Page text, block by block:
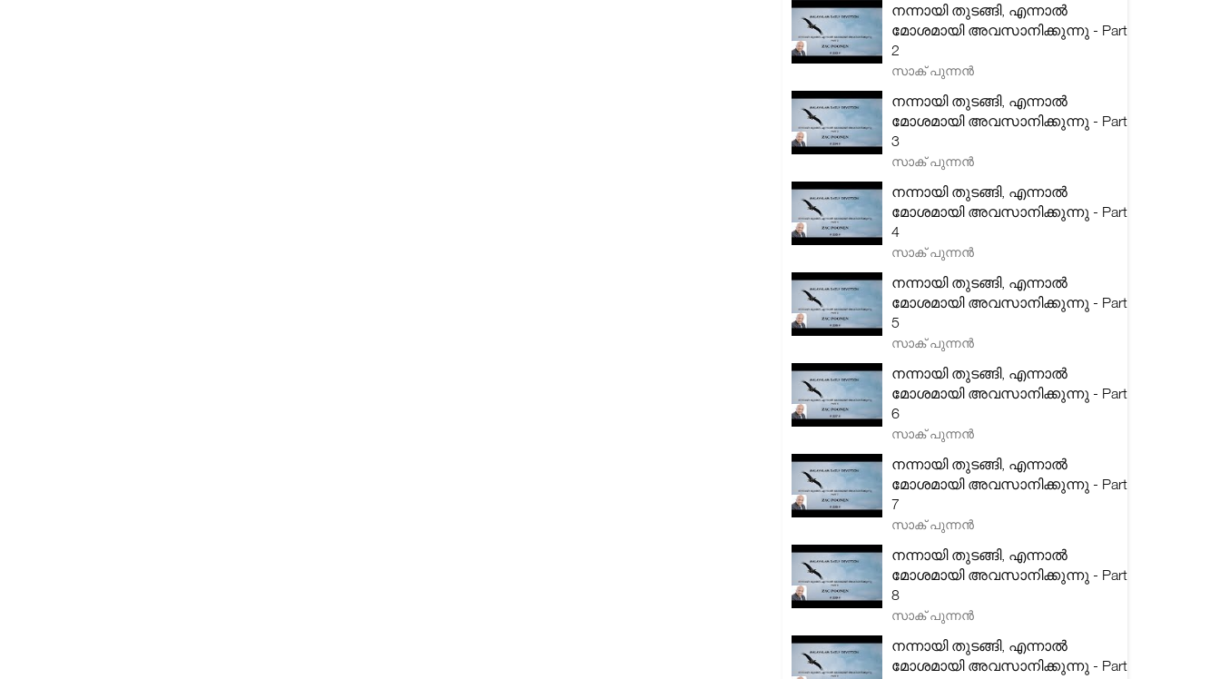
നന്നായി തുടങ്ങി, എന്നാൽ
മോശമായി അവസാനിക്കുന്നു - Part
2
സാക് പുന്നൻ
നന്നായി തുടങ്ങി, എന്നാൽ
മോശമായി അവസാനിക്കുന്നു - Part
3
സാക് പുന്നൻ
നന്നായി തുടങ്ങി, എന്നാൽ
മോശമായി അവസാനിക്കുന്നു - Part
4
സാക് പുന്നൻ
നന്നായി തുടങ്ങി, എന്നാൽ
മോശമായി അവസാനിക്കുന്നു - Part
5
സാക് പുന്നൻ
നന്നായി തുടങ്ങി, എന്നാൽ
മോശമായി അവസാനിക്കുന്നു - Part
6
സാക് പുന്നൻ
നന്നായി തുടങ്ങി, എന്നാൽ
മോശമായി അവസാനിക്കുന്നു - Part
7
സാക് പുന്നൻ
നന്നായി തുടങ്ങി, എന്നാൽ
മോശമായി അവസാനിക്കുന്നു - Part
8
സാക് പുന്നൻ
നന്നായി തുടങ്ങി, എന്നാൽ
മോശമായി അവസാനിക്കുന്നു - Part